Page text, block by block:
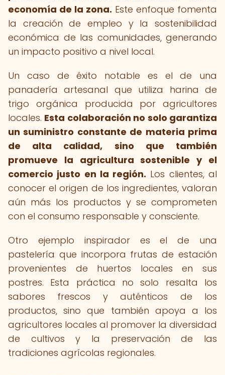
economía de la zona. Este enfoque fomenta
la creación de empleo y la sostenibilidad
económica de las comunidades, generando
un impacto positivo a nivel local.
Un caso de éxito notable es el de una
panadería artesanal que utiliza harina de
trigo orgánica producida por agricultores
locales. Esta colaboración no solo garantiza
un suministro constante de materia prima
de alta calidad, sino que también
promueve la agricultura sostenible y el
comercio justo en la región. Los clientes, al
conocer el origen de los ingredientes, valoran
aún más los productos y se comprometen
con el consumo responsable y consciente.
Otro ejemplo inspirador es el de una
pastelería que incorpora frutas de estación
provenientes de huertos locales en sus
postres. Esta práctica no solo resalta los
sabores frescos y auténticos de los
productos, sino que también apoya a los
agricultores locales al promover la diversidad
de cultivos y la preservación de las
tradiciones agrícolas regionales.